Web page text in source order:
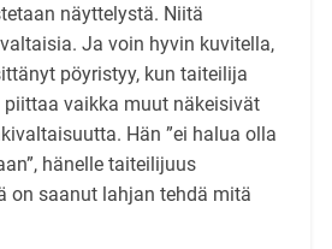
näyttelystä. Niitä
Ja voin hyvin kuvitella,
pöyristyy, kun taiteilija
piittaa vaikka muut näkeisivät
Hän ”ei halua olla
hänelle taiteilijuus
on saanut lahjan tehdä mitä